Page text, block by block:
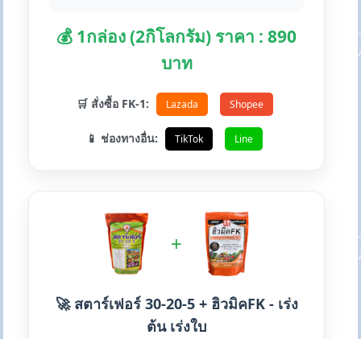
💰 1กล่อง (2กิโลกรัม) ราคา : 890
บาท
🛒 สั่งซื้อ FK-1: Lazada Shopee
📱 ช่องทางอื่น: TikTok Line
+
🚀 สตาร์เฟอร์ 30-20-5 + ฮิวมิคFK - เร่ง
ต้น เร่งใบ